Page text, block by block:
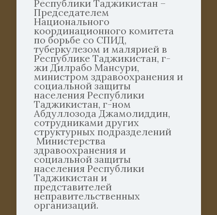
Республики Таджикистан –
Председателем
Национального
координационного комитета
по борьбе со СПИД,
туберкулезом и малярией в
Республике Таджикистан, г-
жи Дилрабо Мансури,
министром здравоохранения и
социальной защиты
населения Республики
Таджикистан, г-ном
Абдуллозода Джамолиддин,
сотрудниками других
структурных подразделений
Министерства
здравоохранения и
социальной защиты
населения Республики
Таджикистан и
представителей
неправительственных
организаций.